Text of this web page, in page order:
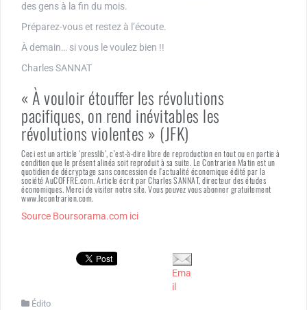
des gens à la fin du mois.
Préparez-vous et restez à l’écoute.
À demain… si vous le voulez bien !!
Charles SANNAT
« À vouloir étouffer les révolutions
pacifiques, on rend inévitables les
révolutions violentes » (JFK)
Ceci est un article ‘presslib’, c’est-à-dire libre de reproduction en tout ou en partie à
condition que le présent alinéa soit reproduit à sa suite. Le Contrarien Matin est un
quotidien de décryptage sans concession de l’actualité économique édité par la
société AuCOFFRE.com. Article écrit par Charles SANNAT, directeur des études
économiques. Merci de visiter notre site. Vous pouvez vous abonner gratuitement
www.lecontrarien.com.
Source Boursorama.com ici
Ema
il
Édito